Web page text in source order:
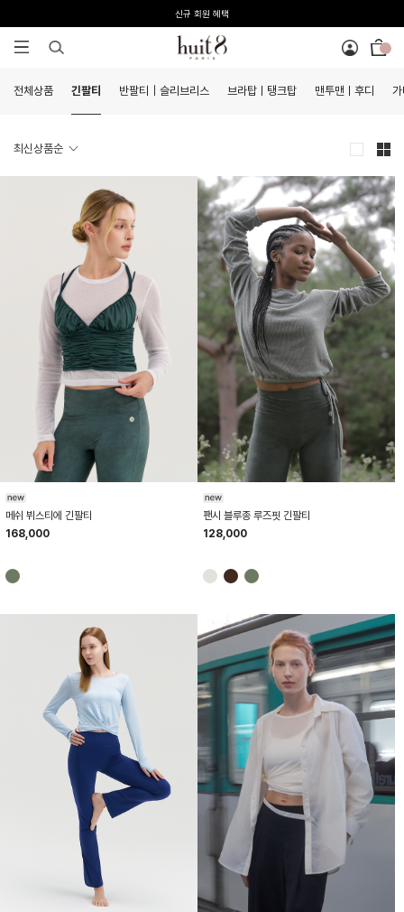
신규 회원 혜택
전 회원 무료배송 / 1회 사이즈 교환 무료
전체상품 긴팔티 반팔티｜슬리브리스 브라탑ㅣ탱크탑 맨투맨ㅣ후디
최신상품순
메쉬 뷔스티에 긴팔티
168,000
팬시 블루종 루즈핏 긴팔티
128,000